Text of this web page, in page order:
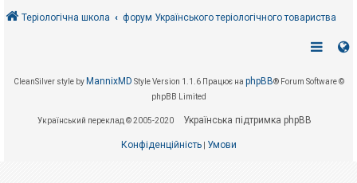
Теріологічна школа форум Українського теріологічного товариства
CleanSilver style by MannixMD Style Version 1.1.6 Працює на phpBB® Forum Software ©
phpBB Limited
Український переклад © 2005-2020 Українська підтримка phpBB
Конфіденційність| Умови